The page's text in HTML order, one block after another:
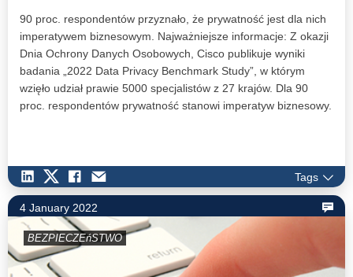
90 proc. respondentów przyznało, że prywatność jest dla nich
imperatywem biznesowym. Najważniejsze informacje: Z okazji
Dnia Ochrony Danych Osobowych, Cisco publikuje wyniki
badania „2022 Data Privacy Benchmark Study”, w którym
wzięło udział prawie 5000 specjalistów z 27 krajów. Dla 90
proc. respondentów prywatność stanowi imperatyw biznesowy.
Tags
4 January 2022
BEZPIECZEńSTWO